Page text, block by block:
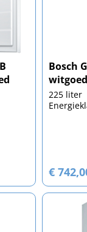
Bosch
225 liter
€